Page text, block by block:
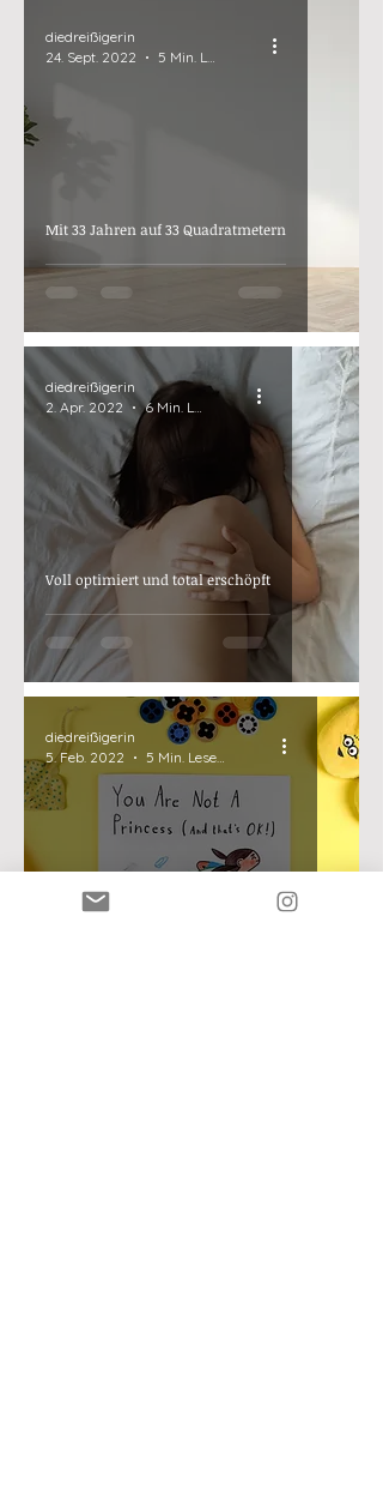
Mit 33 Jahren auf 33 Quadratmetern
diedreißigerin
24. Sept. 2022
5 Min. Lesezeit
Voll optimiert und total erschöpft
diedreißigerin
2. Apr. 2022
6 Min. Lesezeit
diedreißigerin
5. Feb. 2022
5 Min. Lesezeit